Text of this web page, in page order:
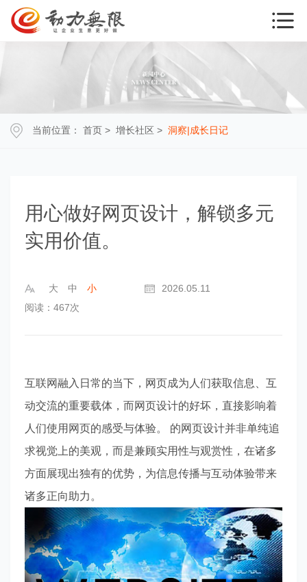
当前位置： 首页 > 增长社区 > 洞察|成长日记
用心做好网页设计，解锁多元
实用价值。
大 中 小
2026.05.11
阅读：467次
互联网融入日常的当下，网页成为人们获取信息、互
动交流的重要载体，而网页设计的好坏，直接影响着
人们使用网页的感受与体验。 的网页设计并非单纯追
求视觉上的美观，而是兼顾实用性与观赏性，在诸多
方面展现出独有的优势，为信息传播与互动体验带来
诸多正向助力。